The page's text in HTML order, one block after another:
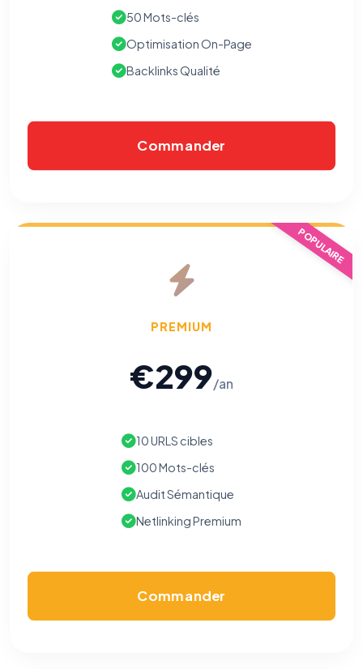
50 Mots-clés
Optimisation On-Page
Backlinks Qualité
Commander
POPULAIRE
PREMIUM
€299/an
10 URLS cibles
100 Mots-clés
Audit Sémantique
Netlinking Premium
Commander